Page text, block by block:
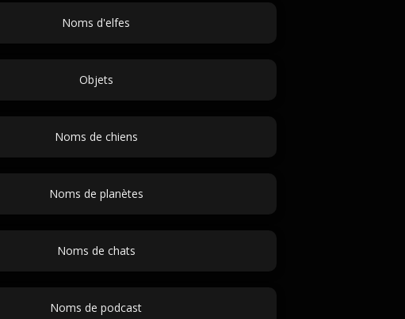
Noms d'elfes
Objets
Noms de chiens
Noms de planètes
Noms de chats
Noms de podcast